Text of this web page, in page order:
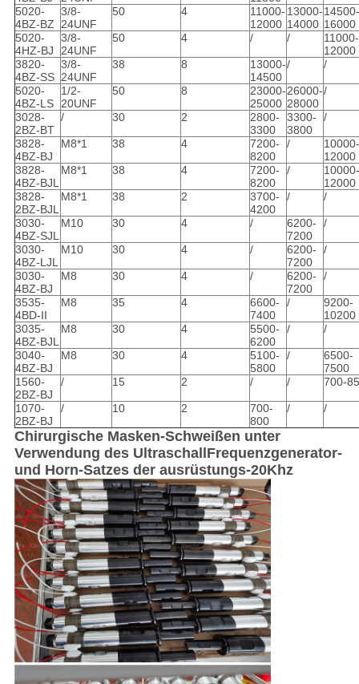
5020-
4BZ-BZ
3/8-
24UNF
50 4
11000-
12000
13000-
14000
14500-
16000
5020-
4HZ-BJ
3/8-
24UNF
50 4 / /
11000-
12000
3820-
4BZ-SS
3/8-
24UNF
38 8
13000-
14500
/ /
5020-
4BZ-LS
1/2-
20UNF
50 8
23000-
25000
26000-
28000
/
3028-
2BZ-BT
/ 30 2
2800-
3300
3300-
3800
/
3828-
4BZ-BJ
M8*1 38 4
7200-
8200
/
10000-
12000
3828-
4BZ-BJL
M8*1 38 4
7200-
8200
/
10000-
12000
3828-
2BZ-BJL
M8*1 38 2
3700-
4200
/ /
3030-
4BZ-SJL
M10 30 4 /
6200-
7200
/
3030-
4BZ-LJL
M10 30 4 /
6200-
7200
/
3030-
4BZ-BJ
M8 30 4 /
6200-
7200
/
3535-
4BD-II
M8 35 4
6600-
7400
/
9200-
10200
3035-
4BZ-BJL
M8 30 4
5500-
6200
/ /
3040-
4BZ-BJ
M8 30 4
5100-
5800
/
6500-
7500
1560-
2BZ-BJ
/ 15 2 / / 700-
1070-
2BZ-BJ
/ 10 2
700-
800
/ /
Chirurgische Masken-Schweißen unter
Verwendung des UltraschallFrequenzgenerator-
und Horn-Satzes der ausrüstungs-20Khz